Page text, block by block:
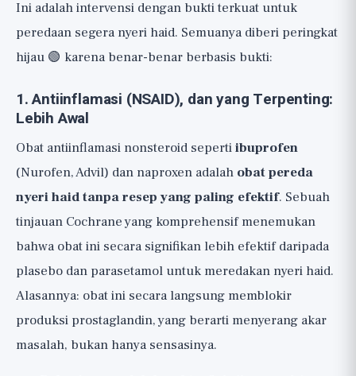
Ini adalah intervensi dengan bukti terkuat untuk
peredaan segera nyeri haid. Semuanya diberi peringkat
hijau 🟢 karena benar-benar berbasis bukti:
1. Antiinflamasi (NSAID), dan yang Terpenting:
Lebih Awal
Obat antiinflamasi nonsteroid sepertiibuprofen
(Nurofen, Advil) dan naproxen adalah obat pereda
nyeri haid tanpa resep yang paling efektif. Sebuah
tinjauan Cochrane yang komprehensif menemukan
bahwa obat ini secara signifikan lebih efektif daripada
plasebo dan parasetamol untuk meredakan nyeri haid.
Alasannya: obat ini secara langsung memblokir
produksi prostaglandin, yang berarti menyerang akar
masalah, bukan hanya sensasinya.